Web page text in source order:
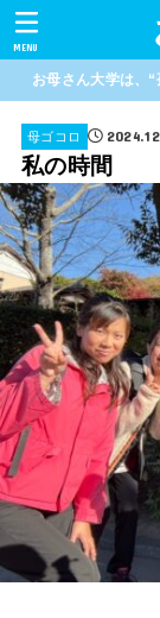
MENU
お母さん大学は、
母ゴコロ
私の時間